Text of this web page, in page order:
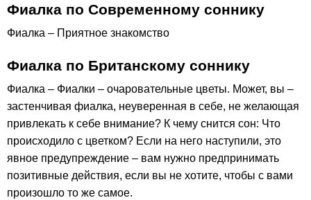
Фиалка по Современному соннику
Фиалка – Приятное знакомство
Фиалка по Британскому соннику
Фиалка – Фиалки – очаровательные цветы. Может, вы –
застенчивая фиалка, неуверенная в себе, не желающая
привлекать к себе внимание? К чему снится сон: Что
происходило с цветком? Если на него наступили, это
явное предупреждение – вам нужно предпринимать
позитивные действия, если вы не хотите, чтобы с вами
произошло то же самое.